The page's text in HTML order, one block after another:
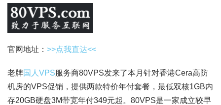
官网地址： >>点我直达<<
老牌国人VPS服务商80VPS发来了本月针对香港Cera高防
机房的VPS促销，提供两款特价年付套餐，最低双核1GB内
存20GB硬盘3M带宽年付349元起。80VPS是一家成立较早